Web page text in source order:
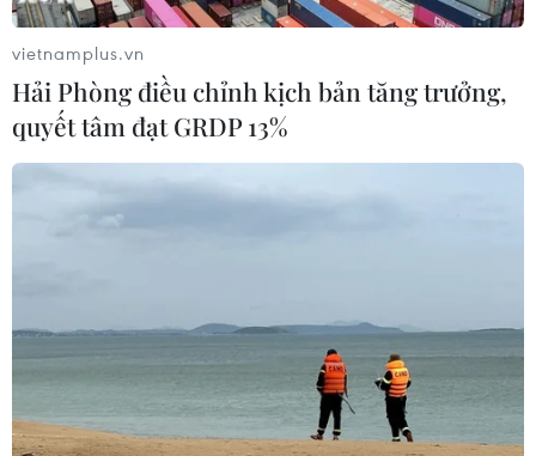
vietnamplus.vn
Hải Phòng điều chỉnh kịch bản tăng trưởng,
quyết tâm đạt GRDP 13%